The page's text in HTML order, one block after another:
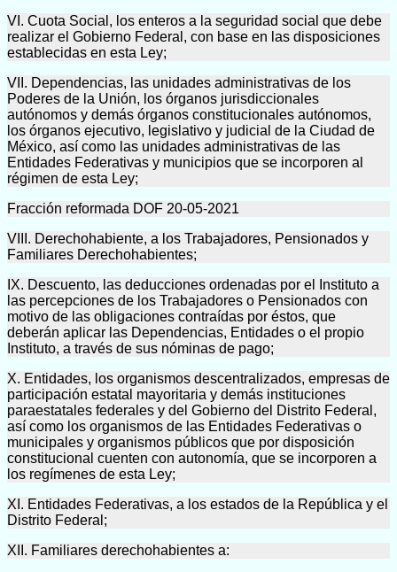
VI. Cuota Social, los enteros a la seguridad social que debe
realizar el Gobierno Federal, con base en las disposiciones
establecidas en esta Ley;
VII. Dependencias, las unidades administrativas de los
Poderes de la Unión, los órganos jurisdiccionales
autónomos y demás órganos constitucionales autónomos,
los órganos ejecutivo, legislativo y judicial de la Ciudad de
México, así como las unidades administrativas de las
Entidades Federativas y municipios que se incorporen al
régimen de esta Ley;
Fracción reformada DOF 20-05-2021
VIII. Derechohabiente, a los Trabajadores, Pensionados y
Familiares Derechohabientes;
IX. Descuento, las deducciones ordenadas por el Instituto a
las percepciones de los Trabajadores o Pensionados con
motivo de las obligaciones contraídas por éstos, que
deberán aplicar las Dependencias, Entidades o el propio
Instituto, a través de sus nóminas de pago;
X. Entidades, los organismos descentralizados, empresas de
participación estatal mayoritaria y demás instituciones
paraestatales federales y del Gobierno del Distrito Federal,
así como los organismos de las Entidades Federativas o
municipales y organismos públicos que por disposición
constitucional cuenten con autonomía, que se incorporen a
los regímenes de esta Ley;
XI. Entidades Federativas, a los estados de la República y el
Distrito Federal;
XII. Familiares derechohabientes a: